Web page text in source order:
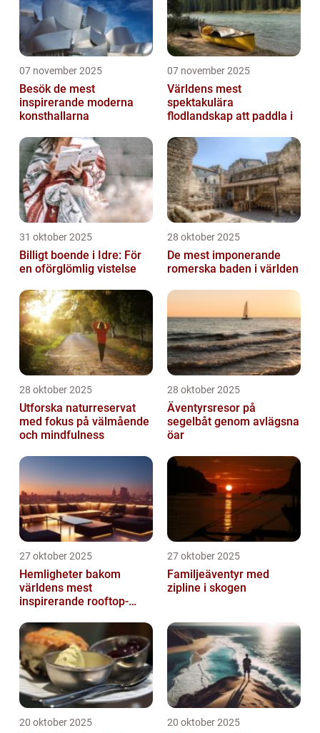
07 november 2025
Besök de mest
inspirerande moderna
konsthallarna
07 november 2025
Världens mest
spektakulära
flodlandskap att paddla i
31 oktober 2025
Billigt boende i Idre: För
en oförglömlig vistelse
28 oktober 2025
De mest imponerande
romerska baden i världen
28 oktober 2025
Utforska naturreservat
med fokus på välmående
och mindfulness
28 oktober 2025
Äventyrsresor på
segelbåt genom avlägsna
öar
27 oktober 2025
Hemligheter bakom
världens mest
inspirerande rooftop-
27 oktober 2025
Familjeäventyr med
zipline i skogen
20 oktober 2025 20 oktober 2025